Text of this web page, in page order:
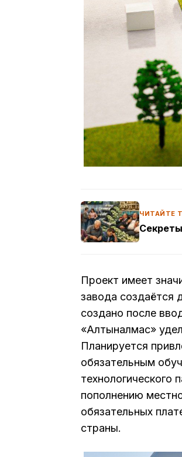
ЧИТАЙТЕ
Проект имеет
завода создаётся
создано после
«Алтыналмас»
Планируется
обязательным
технологического
пополнению
обязательных
страны.